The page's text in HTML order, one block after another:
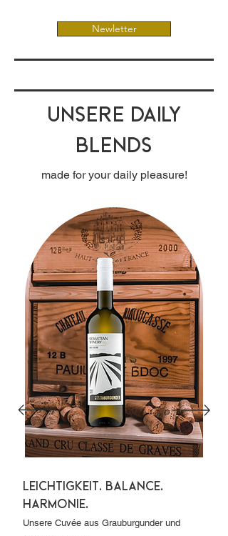
Newletter
Unsere Daily
Blends
made for your daily pleasure!
Leichtigkeit. Balance.
Harmonie.
Unsere Cuvée aus Grauburgunder und